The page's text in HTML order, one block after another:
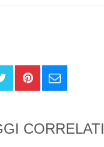
CORRELATI